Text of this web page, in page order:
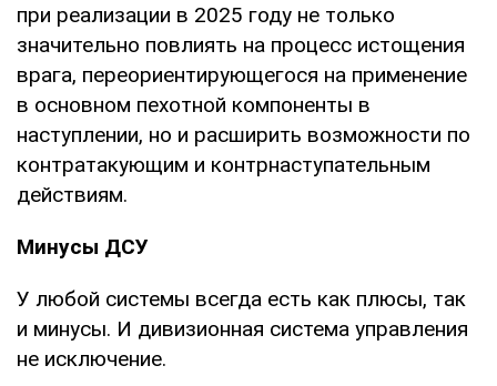
при реализации в 2025 году не только
значительно повлиять на процесс истощения
врага, переориентирующегося на применение
в основном пехотной компоненты в
наступлении, но и расширить возможности по
контратакующим и контрнаступательным
действиям.
Минусы ДСУ
У любой системы всегда есть как плюсы, так
и минусы. И дивизионная система управления
не исключение.